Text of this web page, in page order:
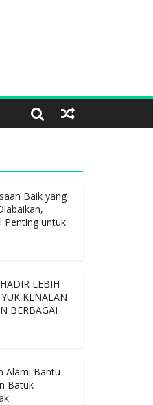
Baik yang
Penting untuk
LEBIH
YUK KENALAN
BERBAGAI
Alami Bantu
Batuk